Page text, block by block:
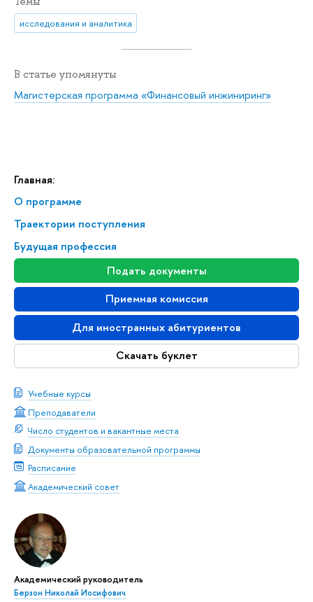
Главная:
О программе
Траектории поступления
Будущая профессия
Подать документы
Приемная комиссия
Для иностранных абитуриентов
Скачать буклет
Учебные курсы
Преподаватели
Число студентов и вакантные места
Документы образовательной программы
Расписание
Академический совет
Академический руководитель
Берзон Николай Иосифович
исследования и аналитика
В статье упомянуты
Магистерская программа «Финансовый инжиниринг»